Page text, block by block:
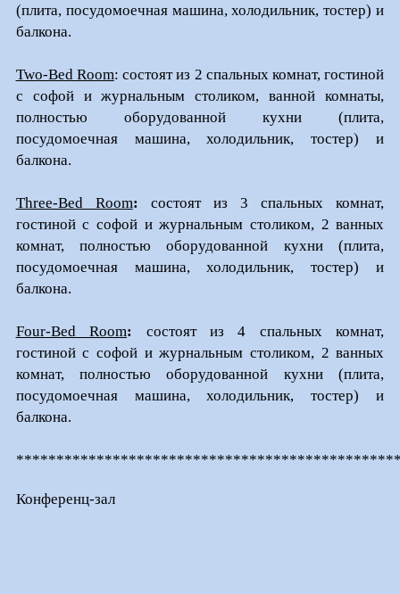
(плита, посудомоечная машина, холодильник, тостер) и
балкона.
Two-Bed Room: состоят из 2 спальных комнат, гостиной
с софой и журнальным столиком, ванной комнаты,
полностью оборудованной кухни (плита,
посудомоечная машина, холодильник, тостер) и
балкона.
Three-Bed Room: состоят из 3 спальных комнат,
гостиной с софой и журнальным столиком, 2 ванных
комнат, полностью оборудованной кухни (плита,
посудомоечная машина, холодильник, тостер) и
балкона.
Four-Bed Room:
состоят из 4 спальных комнат,
гостиной с софой и журнальным столиком, 2 ванных
комнат, полностью оборудованной кухни (плита,
посудомоечная машина, холодильник, тостер) и
балкона.
Конференц-зал